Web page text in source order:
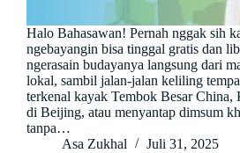
Halo Bahasawan! Pernah nggak sih
ngebayangin bisa tinggal gratis dan
ngerasain budayanya langsung dari
lokal, sambil jalan-jalan keliling
terkenal kayak Tembok Besar China,
di Beijing, atau menyantap dimsum
tanpa…
Asa Zukhal
Juli 31, 2025